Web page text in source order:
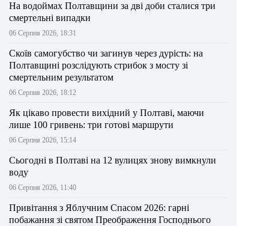
На водоймах Полтавщини за дві доби сталися три
смертельні випадки
06 Серпня 2026, 18:31
Скоїв самогубство чи загинув через дурість: на
Полтавщині розслідують стрибок з мосту зі
смертельним результатом
06 Серпня 2026, 18:12
Як цікаво провести вихідний у Полтаві, маючи
лише 100 гривень: три готові маршрути
06 Серпня 2026, 15:14
Сьогодні в Полтаві на 12 вулицях знову вимкнули
воду
06 Серпня 2026, 11:40
Привітання з Яблучним Спасом 2026: гарні
побажання зі святом Преображення Господнього